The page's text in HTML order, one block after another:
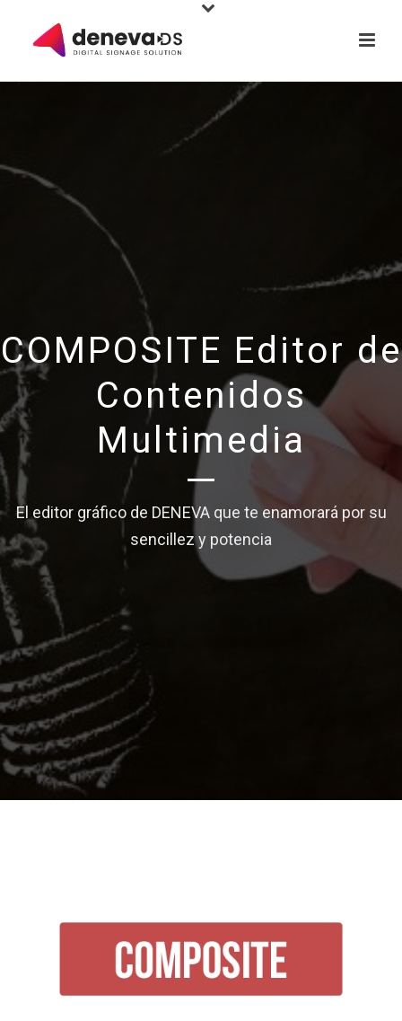
COMPOSITE Editor de
Contenidos
Multimedia
El editor gráfico de DENEVA que te enamorará por su
sencillez y potencia